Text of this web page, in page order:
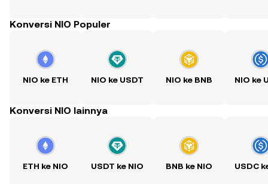
Konversi NIO Populer
NIO ke ETH NIO ke USDT NIO ke BNB NIO ke
Konversi NIO lainnya
ETH ke NIO USDT ke NIO BNB ke NIO USDC